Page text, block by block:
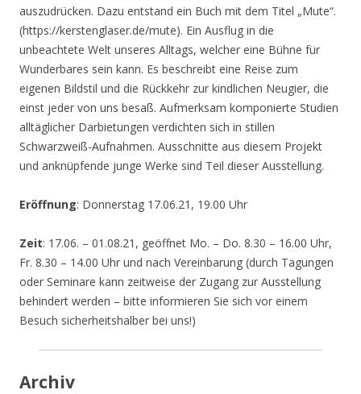
auszudrücken. Dazu entstand ein Buch mit dem Titel „Mute“.
(https://kerstenglaser.de/mute). Ein Ausflug in die
unbeachtete Welt unseres Alltags, welcher eine Bühne für
Wunderbares sein kann. Es beschreibt eine Reise zum
eigenen Bildstil und die Rückkehr zur kindlichen Neugier, die
einst jeder von uns besaß. Aufmerksam komponierte Studien
alltäglicher Darbietungen verdichten sich in stillen
Schwarzweiß-Aufnahmen. Ausschnitte aus diesem Projekt
und anknüpfende junge Werke sind Teil dieser Ausstellung.
Eröffnung: Donnerstag 17.06.21, 19.00 Uhr
Zeit: 17.06. – 01.08.21, geöffnet Mo. – Do. 8.30 – 16.00 Uhr,
Fr. 8.30 – 14.00 Uhr und nach Vereinbarung (durch Tagungen
oder Seminare kann zeitweise der Zugang zur Ausstellung
behindert werden – bitte informieren Sie sich vor einem
Besuch sicherheitshalber bei uns!)
Archiv